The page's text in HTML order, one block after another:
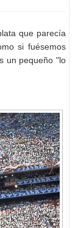
que parecía
si fuésemos
un pequeño "lo